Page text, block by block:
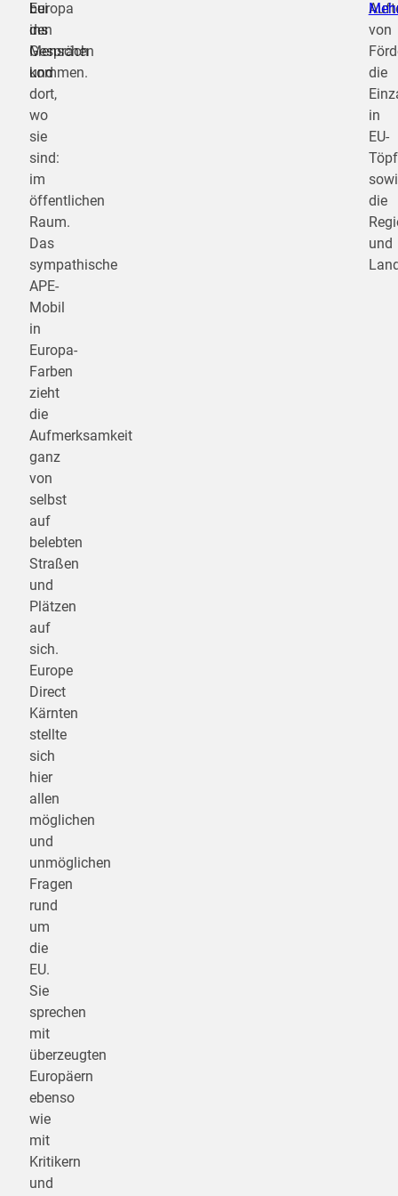
Europa
ins
Gespräch
kommen.
bei
den
Menschen
und
dort,
wo
sie
sind:
im
öffentlichen
Raum.
Das
sympathische
APE-
Mobil
in
Europa-
Farben
zieht
die
Aufmerksamkeit
ganz
von
selbst
auf
belebten
Straßen
und
Plätzen
auf
sich.
Europe
Direct
Kärnten
stellte
sich
hier
allen
möglichen
und
unmöglichen
Fragen
rund
um
die
EU.
Sie
sprechen
mit
überzeugten
Europäern
ebenso
wie
mit
Kritikern
und
von
die
in
EU-
die
und